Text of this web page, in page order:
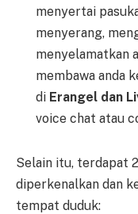
menyertai
menyerang,
menyelamatkan
membawa anda
di Erangel dan
voice chat atau
Selain itu, terdapat
diperkenalkan dan
tempat duduk: